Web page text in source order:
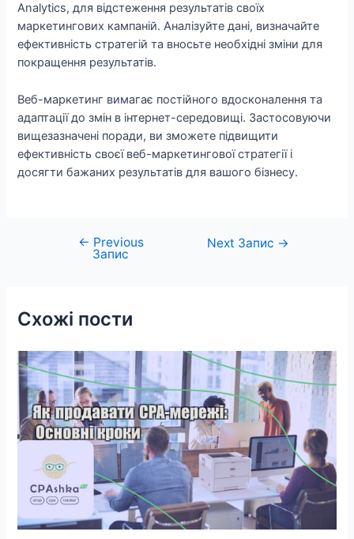
Analytics, для відстеження результатів своїх
маркетингових кампаній. Аналізуйте дані, визначайте
ефективність стратегій та вносьте необхідні зміни для
покращення результатів.
Веб-маркетинг вимагає постійного вдосконалення та
адаптації до змін в інтернет-середовищі. Застосовуючи
вищезазначені поради, ви зможете підвищити
ефективність своєї веб-маркетингової стратегії і
досягти бажаних результатів для вашого бізнесу.
Навігація
← Previous
Запис
Next Запис →
Схожі пости